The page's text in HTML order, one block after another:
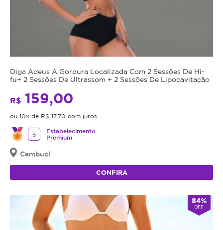
Diga Adeus A Gordura Localizada Com 2 Sessões De Hi-
fu+ 2 Sessões De Ultrassom + 2 Sessões De Lipocavitação
R$ 159,00
ou 10x de R$ 17,70 com juros
5
Estabelecimento
Premium
Cambuci
CONFIRA
84%
OFF